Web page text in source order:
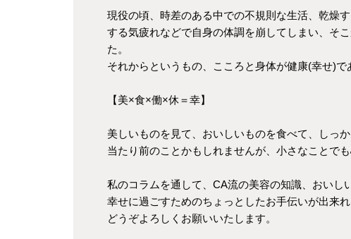
現役の頃、時差のある中での不規則な生活、乾燥
する気疲れなどで自身の体調を崩してしまい、そ
た。
それからというもの、こころと身体が健康(幸せ)で
【美×食×働×休＝幸】
美しいものを見て、おいしいものを食べて、しっ
当たり前のことかもしれませんが、小さなことで
私のコラムを通して、CA流の美容の知識、おいし
幸せに過ごすためのちょっとしたお手伝いが出来れ
どうぞよろしくお願いいたします。